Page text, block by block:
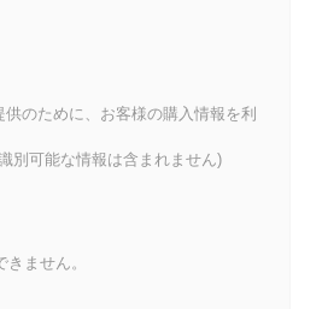
のために、お客様の購入情報を利
別可能な情報は含まれません)
ません。